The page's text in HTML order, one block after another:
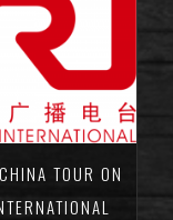
TOUR ON